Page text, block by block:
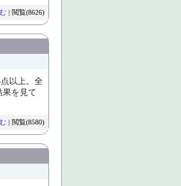
| 閲覧(8626)
以上。全
果を見て
| 閲覧(8580)